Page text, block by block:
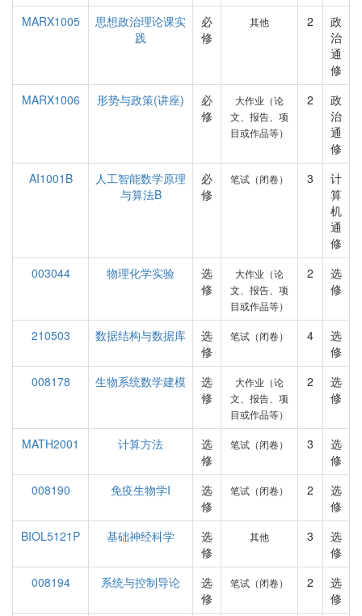
MARX1005
思想政治理论课实
践
必
修
其他 2
政
治
通
修
MARX1006
形势与政策(讲座)
必
修
大作业（论
文、报告、项
目或作品等）
2
政
治
通
修
AI1001B
人工智能数学原理
与算法B
必
修
笔试（闭卷） 3
计
算
机
通
修
003044
物理化学实验
选
修
大作业（论
文、报告、项
目或作品等）
2
选
修
210503 数据结构与数据库
选
修
笔试（闭卷） 4
选
修
008178
生物系统数学建模
选
修
大作业（论
文、报告、项
目或作品等）
2
选
修
MATH2001 计算方法
选
修
笔试（闭卷） 3
选
修
008190
免疫生物学I
选
修
笔试（闭卷） 2
选
修
BIOL5121P
基础神经科学
选
修
其他 3
选
修
008194
系统与控制导论
选
修
笔试（闭卷） 2
选
修